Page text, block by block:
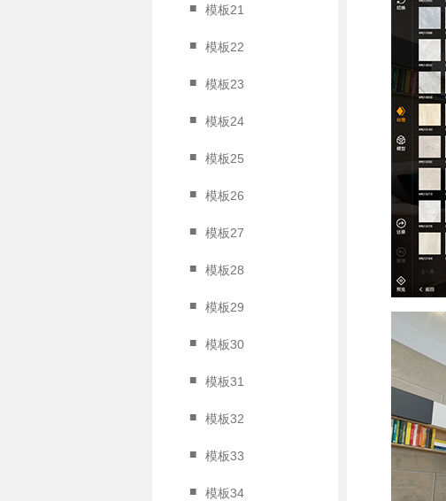
■ 模板21
■ 模板22
■ 模板23
■ 模板24
■ 模板25
■ 模板26
■ 模板27
■ 模板28
■ 模板29
■ 模板30
■ 模板31
■ 模板32
■ 模板33
■ 模板34